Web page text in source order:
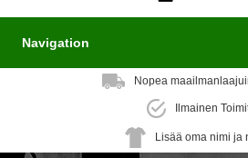
Navigation
Nopea
Ilmainen
Lisää oma nimi ja